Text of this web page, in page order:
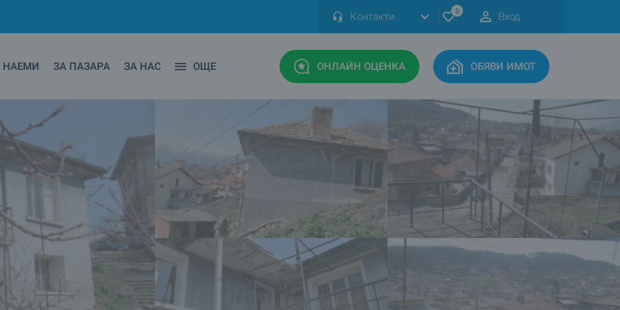
Контакти 0 Вход
НАЕМИ ЗА ПАЗАРА ЗА НАС ОЩЕ ОНЛАЙН ОЦЕНКА ОБЯВИ ИМОТ